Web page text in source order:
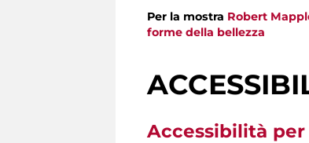
Per la mostra Robert
forme della bellezza
Accessibilità